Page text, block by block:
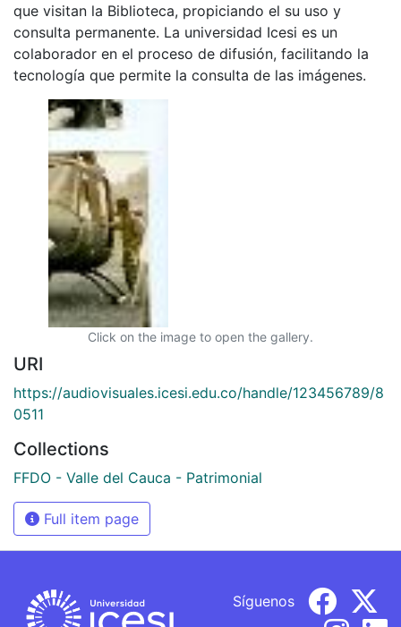
que visitan la Biblioteca, propiciando el su uso y
consulta permanente. La universidad Icesi es un
colaborador en el proceso de difusión, facilitando la
tecnología que permite la consulta de las imágenes.
Click on the image to open the gallery.
URI
https://audiovisuales.icesi.edu.co/handle/123456789/8
0511
Collections
FFDO - Valle del Cauca - Patrimonial
Full item page
Síguenos